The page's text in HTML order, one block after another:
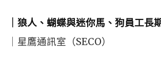
｜狼人、蝴蝶與迷你馬、狗員工長
｜星鷹通訊室（SECO）